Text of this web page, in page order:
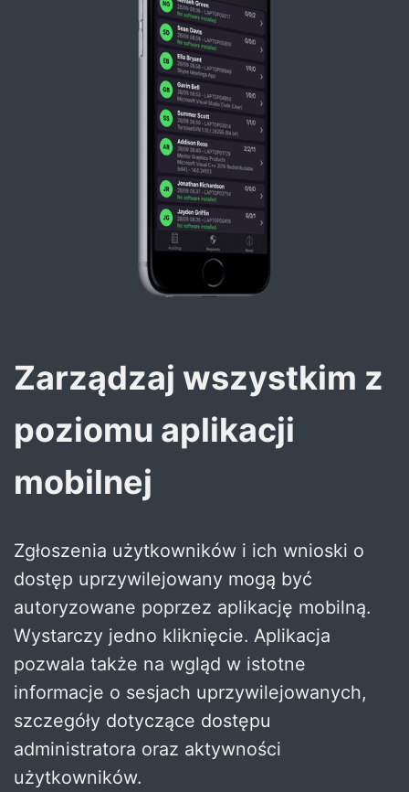
Zarządzaj wszystkim z
poziomu aplikacji
mobilnej
Zgłoszenia użytkowników i ich wnioski o
dostęp uprzywilejowany mogą być
autoryzowane poprzez aplikację mobilną.
Wystarczy jedno kliknięcie. Aplikacja
pozwala także na wgląd w istotne
informacje o sesjach uprzywilejowanych,
szczegóły dotyczące dostępu
administratora oraz aktywności
użytkowników.